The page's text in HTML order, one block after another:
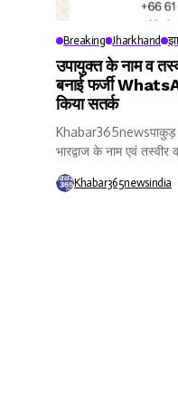
Breaking Jharkhand
उपायुक्त के नाम व
बनाई फर्जी
किया सतर्क
भारद्वाज के नाम एवं
Khabar365newsindia